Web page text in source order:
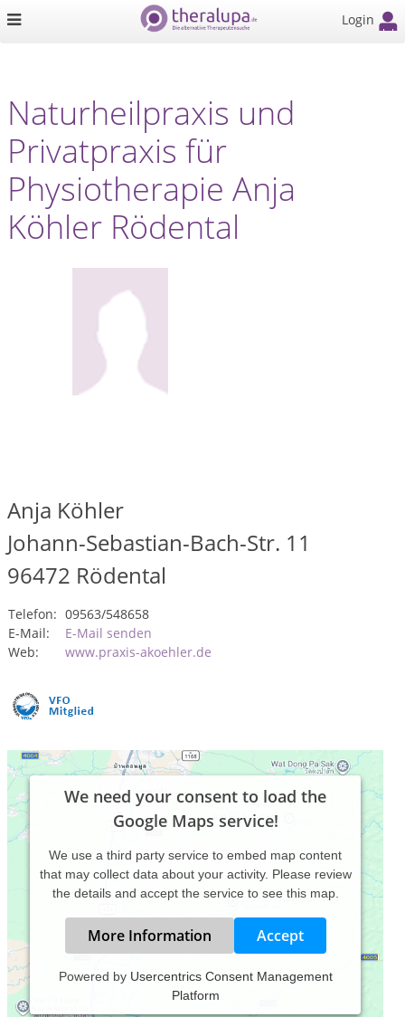
Login
Naturheilpraxis und
Privatpraxis für
Physiotherapie Anja
Köhler Rödental
Anja Köhler
Johann-Sebastian-Bach-Str. 11
96472 Rödental
Telefon: 09563/548658
E-Mail:
E-Mail senden
Web:
www.praxis-akoehler.de
We need your consent to load the
Google Maps service!
We use a third party service to embed map content
that may collect data about your activity. Please review
the details and accept the service to see this map.
More Information Accept
Powered by Usercentrics Consent Management
Platform
Heilpraktiker - Praxis und